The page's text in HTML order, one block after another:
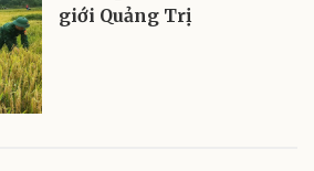
giới Quảng Trị